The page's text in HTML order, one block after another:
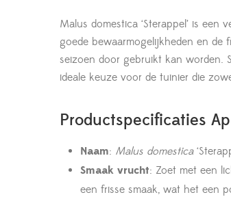
Malus domestica ‘Sterappel’ is
goede bewaarmogelijkheden en
seizoen door gebruikt kan worden.
ideale keuze voor de tuinier die
Productspecificaties
Naam: Malus domestica
Smaak vrucht: Zoet met een
een frisse smaak, wat het een